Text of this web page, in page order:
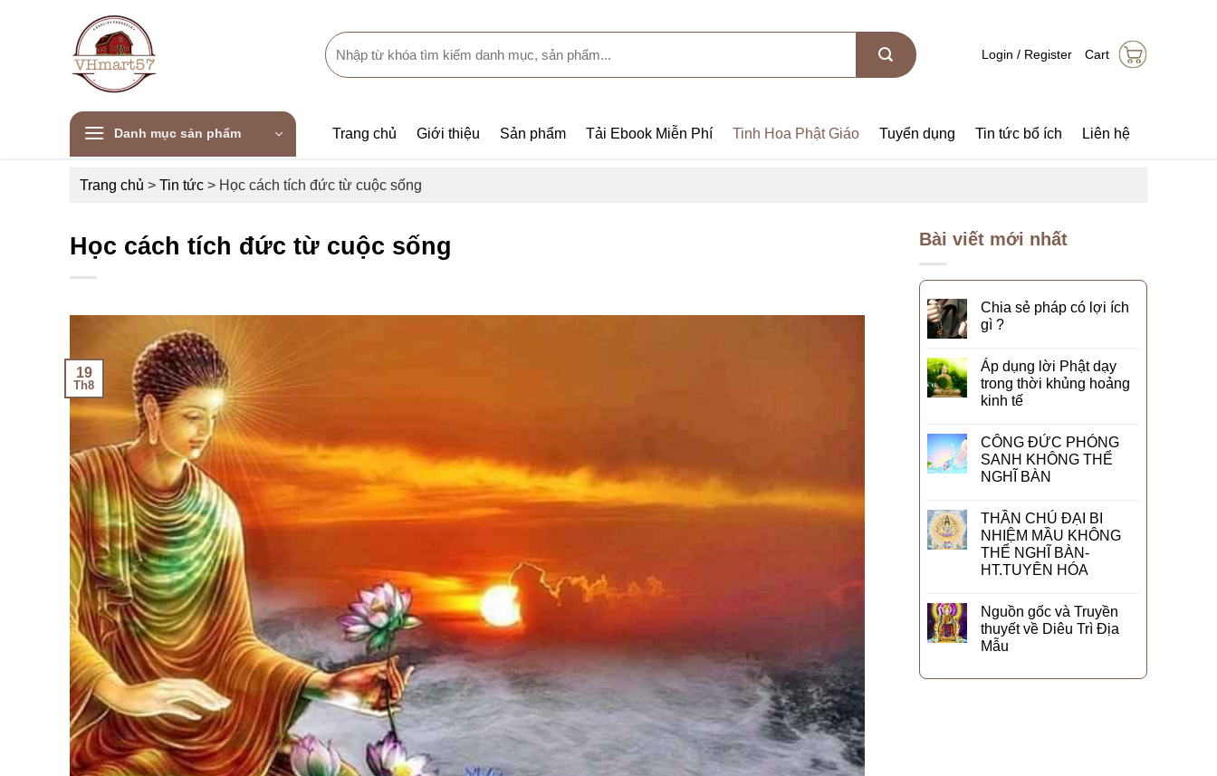
Search
for:
Login / Register Cart
Danh mục sản phẩm Trang chủ Giới thiệu Sản phẩm Tải Ebook Miễn Phí Tinh Hoa Phật Giáo Tuyển dụng Tin tức bổ ích Liên hệ
Trang chủ > Tin tức > Học cách tích đức từ cuộc sống
Học cách tích đức từ cuộc sống
19
Th8
Bài viết mới nhất
Chia sẻ pháp có lợi ích
gì ?
Áp dụng lời Phật dạy
trong thời khủng hoảng
kinh tế
CÔNG ĐỨC PHÓNG
SANH KHÔNG THỂ
NGHĨ BÀN
THẦN CHÚ ĐẠI BI
NHIỆM MẦU KHÔNG
THỂ NGHĨ BÀN-
HT.TUYÊN HÓA
Nguồn gốc và Truyền
thuyết về Diêu Trì Địa
Mẫu